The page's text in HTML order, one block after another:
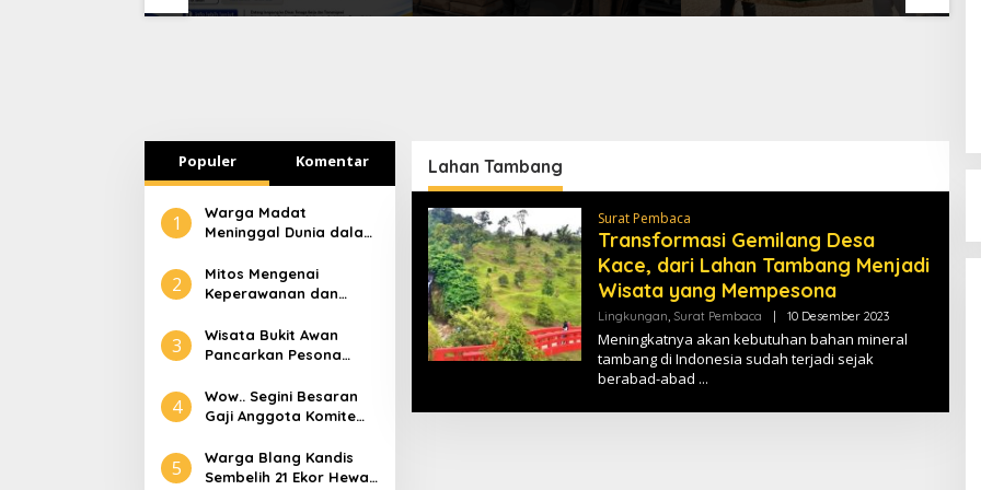
Disnakertrans Aceh
Laporkan ke Mendagri
Scientific Competition
Populer Komentar
1
Warga Madat
Meninggal Dunia dalam
2
Mitos Mengenai
Keperawanan dan
3
Wisata Bukit Awan
Pancarkan Pesona
Tamiang
4
Wow.. Segini Besaran
Gaji Anggota Komite
5
Warga Blang Kandis
Sembelih 21 Ekor Hewan
Lahan Tambang
Surat Pembaca
Transformasi Gemilang Desa
Kace, dari Lahan Tambang Menjadi
Wisata yang Mempesona
Lingkungan, Surat Pembaca 10 Desember 2023O
E
Meningkatnya akan kebutuhan bahan mineral
tambang di Indonesia sudah terjadi sejak
berabad-abad